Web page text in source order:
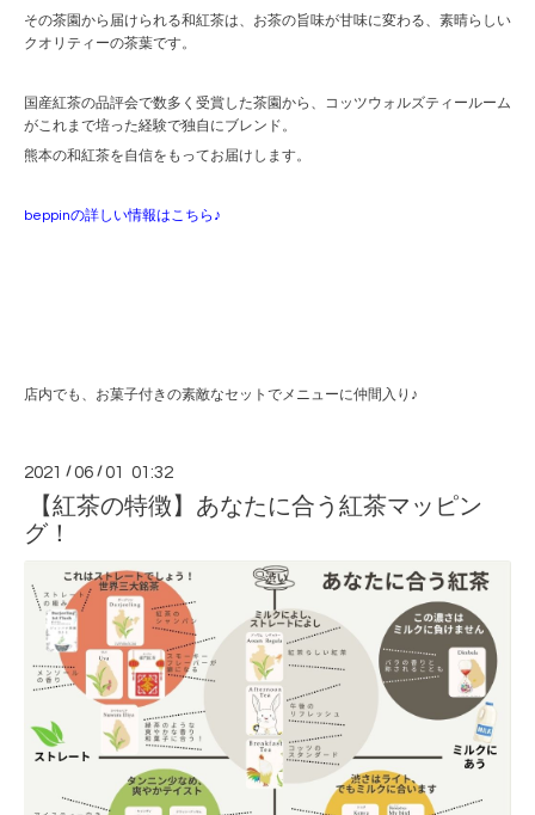
その茶園から届けられる和紅茶は、お茶の旨味が甘味に変わる、素晴らしい
クオリティーの茶葉です。
国産紅茶の品評会で数多く受賞した茶園から、コッツウォルズティールーム
がこれまで培った経験で独自にブレンド。
熊本の和紅茶を自信をもってお届けします。
beppinの詳しい情報はこちら♪
店内でも、お菓子付きの素敵なセットでメニューに仲間入り♪
2021 /06 /01 01:32
【紅茶の特徴】あなたに合う紅茶マッピン
グ！